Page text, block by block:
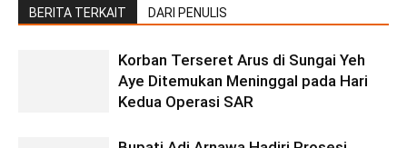
BERITA TERKAIT DARI PENULIS
Korban Terseret Arus di Sungai Yeh
Aye Ditemukan Meninggal pada Hari
Kedua Operasi SAR